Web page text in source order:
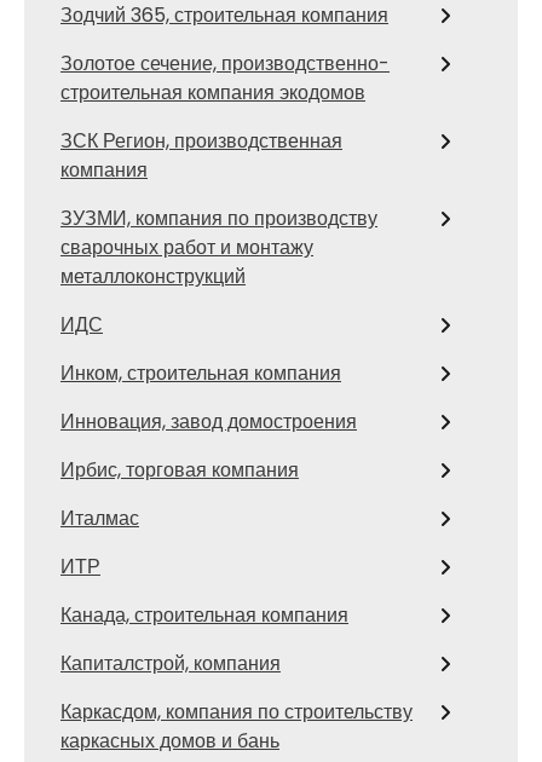
Зодчий 365, строительная компания
Золотое сечение, производственно-
строительная компания экодомов
ЗСК Регион, производственная
компания
ЗУЗМИ, компания по производству
сварочных работ и монтажу
металлоконструкций
ИДС
Инком, строительная компания
Инновация, завод домостроения
Ирбис, торговая компания
Италмас
ИТР
Канада, строительная компания
Капиталстрой, компания
Каркасдом, компания по строительству
каркасных домов и бань